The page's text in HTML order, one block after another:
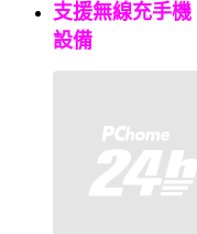
支援無線充手
設備